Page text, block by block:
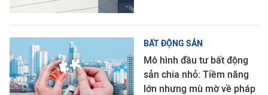
BẤT ĐỘNG SẢN
Mô hình đầu tư bất động
sản chia nhỏ: Tiềm năng
lớn nhưng mù mờ về pháp